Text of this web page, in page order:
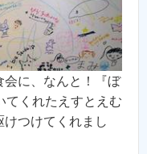
会に、なんと！『ぼ
てくれたえすとえむ
つけてくれまし